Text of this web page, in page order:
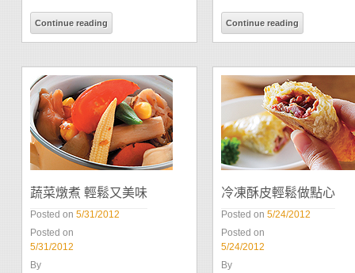
Continue reading Continue reading
蔬菜燉煮 輕鬆又美味
Posted on5/31/2012
Posted on
5/31/2012
By
冷凍酥皮輕鬆做點心
Posted on 5/24/2012
Posted on
5/24/2012
By